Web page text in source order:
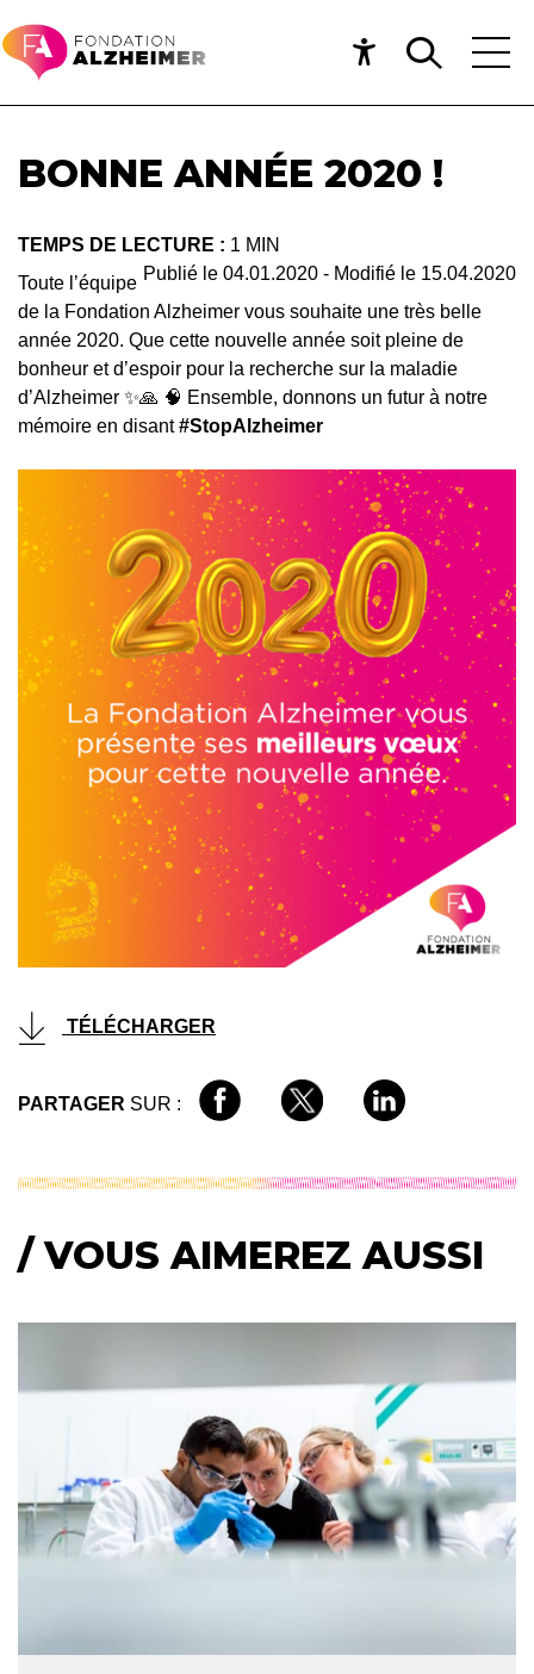
BONNE ANNÉE 2020 !
TEMPS DE LECTURE : 1 MIN
Publié le 04.01.2020 - Modifié le 15.04.2020
Toute l’équipe
de la Fondation Alzheimer vous souhaite une très belle
année 2020. Que cette nouvelle année soit pleine de
bonheur et d’espoir pour la recherche sur la maladie
d’Alzheimer ✨🙏 🧠 Ensemble, donnons un futur à notre
mémoire en disant#StopAlzheimer
TÉLÉCHARGER
PARTAGER SUR :
/ VOUS AIMEREZ AUSSI